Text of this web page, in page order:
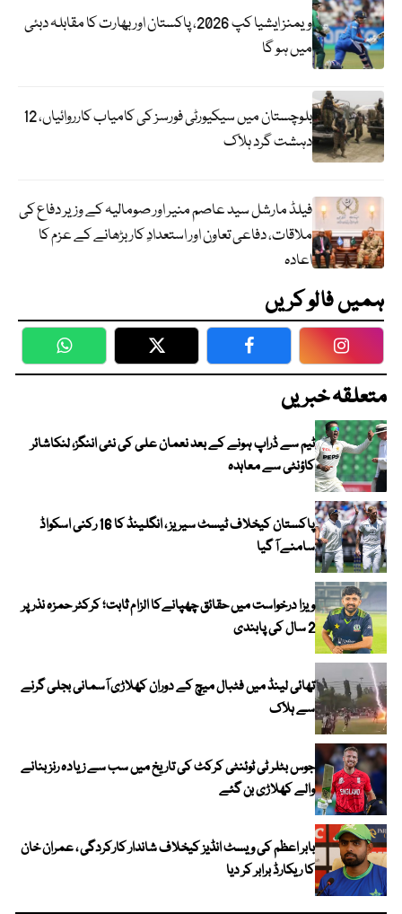
ویمنز ایشیا کپ 2026، پاکستان اور بھارت کا مقابلہ دبئی
میں ہو گا
بلوچستان میں سیکیورٹی فورسز کی کامیاب کارروائیاں، 12
دہشت گرد ہلاک
فیلڈ مارشل سید عاصم منیر اور صومالیہ کے وزیر دفاع کی
ملاقات، دفاعی تعاون اور استعدادِ کار بڑھانے کے عزم کا
اعادہ
ہمیں فالو کریں
WhatsApp Twitter Facebook
متعلقہ خبریں
ٹیم سے ڈراپ ہونے کے بعد نعمان علی کی نئی اننگز، لنکاشائر
کاؤنٹی سے معاہدہ
پاکستان کیخلاف ٹیسٹ سیریز ، انگلینڈ کا 16 رکنی اسکواڈ
سامنے آ گیا
ویزا درخواست میں حقائق چھپانےکا الزام ثابت؛ کرکٹر حمزہ نذر پر
2 سال کی پابندی
تھائی لینڈ میں فٹبال میچ کے دوران کھلاڑی آسمانی بجلی گرنے
سے ہلاک
جوس بٹلر ٹی ٹوئنٹی کرکٹ کی تاریخ میں سب سے زیادہ رنز بنانے
والے کھلاڑی بن گئے
بابر اعظم کی ویسٹ انڈیز کیخلاف شاندار کارکردگی ، عمران خان
کا ریکارڈ برابر کر دیا